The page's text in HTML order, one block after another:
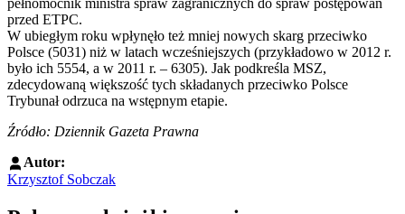
przed ETPC.
W ubiegłym roku wpłynęło też mniej nowych skarg przeciwko
Polsce (5031) niż w latach wcześniejszych (przykładowo w 2012 r.
było ich 5554, a w 2011 r. – 6305). Jak podkreśla MSZ,
zdecydowaną większość tych składanych przeciwko Polsce
Trybunał odrzuca na wstępnym etapie.
Źródło: Dziennik Gazeta Prawna
Autor:
Krzysztof Sobczak